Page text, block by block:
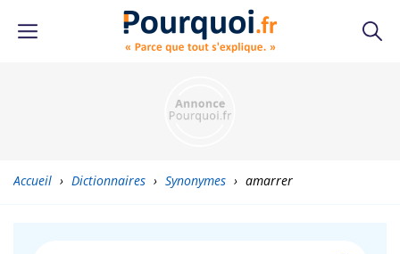
Accueil › Dictionnaires › Synonymes › amarrer